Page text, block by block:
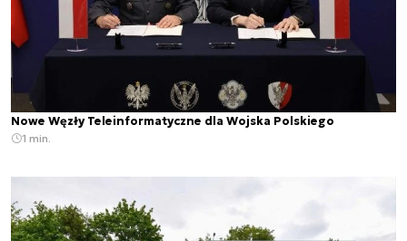
Nowe Węzły Teleinformatyczne dla Wojska Polskiego
1 min.